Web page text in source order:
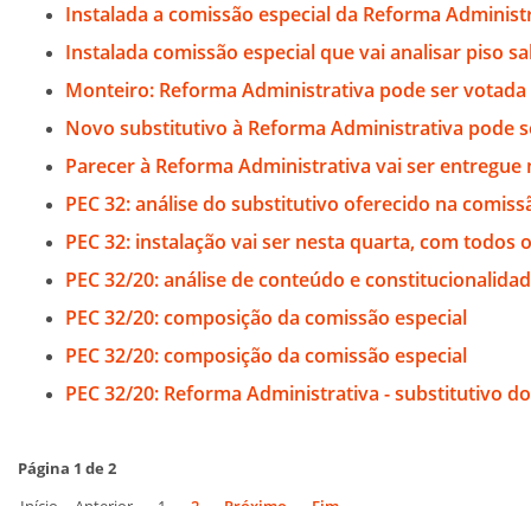
Instalada a comissão especial da Reforma
Instalada comissão especial que vai analisar piso
Monteiro: Reforma Administrativa pode ser
Novo substitutivo à Reforma Administrativa pode
Parecer à Reforma Administrativa vai ser entregue
PEC 32: análise do substitutivo oferecido na
PEC 32: instalação vai ser nesta quarta, com todos
PEC 32/20: análise de conteúdo e
PEC 32/20: composição da comissão especial
PEC 32/20: composição da comissão especial
PEC 32/20: Reforma Administrativa - substitutivo
Página 1 de 2